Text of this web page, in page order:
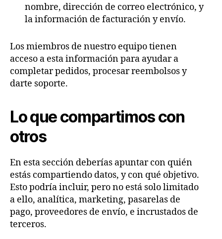
nombre, dirección de correo electrónico, y
la información de facturación y envío.
Los miembros de nuestro equipo tienen
acceso a esta información para ayudar a
completar pedidos, procesar reembolsos y
darte soporte.
Lo que compartimos con
otros
En esta sección deberías apuntar con quién
estás compartiendo datos, y con qué objetivo.
Esto podría incluir, pero no está solo limitado
a ello, analítica, marketing, pasarelas de
pago, proveedores de envío, e incrustados de
terceros.